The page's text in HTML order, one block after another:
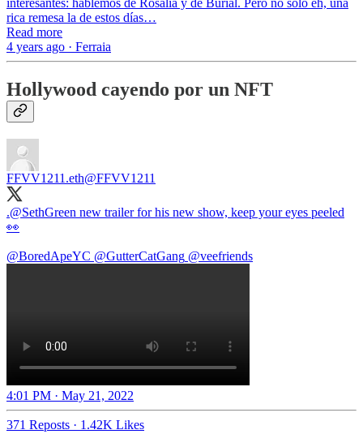
interesantes: hablemos de Rosalía y de Burial. Pero no solo eh, una
rica remesa la de estos días…
Read more
4 years ago · Ferraia
Hollywood cayendo por un NFT
FFVV1211.eth@FFVV1211
.@SethGreen new trailer for his new show, keep your eyes peeled
👀
@BoredApeYC @GutterCatGang @veefriends
4:01 PM · May 21, 2022
371 Reposts · 1.42K Likes